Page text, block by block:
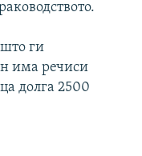
ги
има речиси
долга 2500